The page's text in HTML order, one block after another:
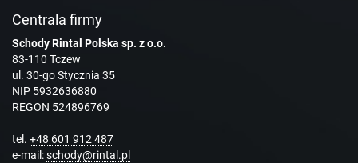
Centrala firmy
Schody Rintal Polska sp. z o.o.
83-110 Tczew
ul. 30-go Stycznia 35
NIP 5932636880
REGON 524896769
tel. +48 601 912 487
e-mail:schody@rintal.pl